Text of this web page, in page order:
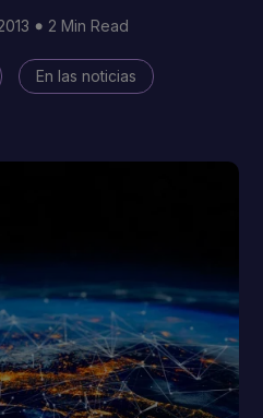
2 Min Read
En las noticias